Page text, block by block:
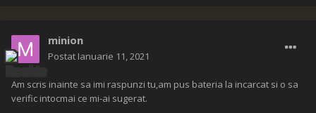
minion
Postat Ianuarie 11, 2021
Am scris inainte sa imi raspunzi tu,am pus bateria la incarcat si o sa
verific intocmai ce mi-ai sugerat.